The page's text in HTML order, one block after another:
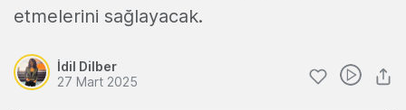
etmelerini sağlayacak.
İdil Dilber
27 Mart 2025